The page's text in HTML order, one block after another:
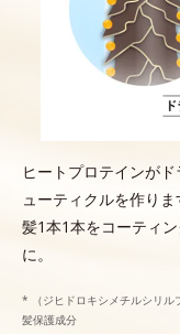
ヒートプロテインが
ューティクルを作りま
髪1本1本をコーティ
に。
* （ジヒドロキシメチルシリル
髪保護成分